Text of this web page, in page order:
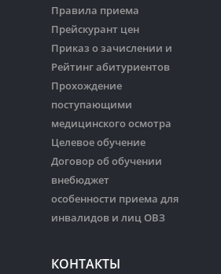
Правила приема
Прейскурант цен
Приказ о зачислении и
Рейтинг абитуриентов
Прохождение
поступающими
медицинского осмотра
Целевое обучение
Договор об обучении
внебюджет
особенности приема для
инвалидов и лиц ОВЗ
КОНТАКТЫ